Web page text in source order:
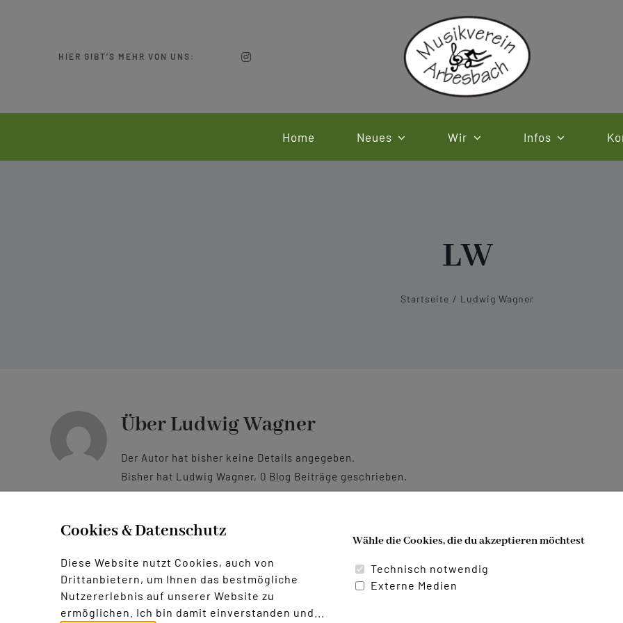
HIER GIBT’S MEHR VON UNS:
Home Neues Wir Infos
LW
Startseite Ludwig Wagner
ÜberLudwig Wagner
Der Autor hat bisher keine Details angegeben.
Bisher hat Ludwig Wagner, 0 Blog Beiträge geschrieben.
Cookies & Datenschutz
Diese Website nutzt Cookies, auch von
Drittanbietern, um Ihnen das bestmögliche
Nutzererlebnis auf unserer Website zu
ermöglichen. Ich bin damit einverstanden und...
Wähle die Cookies, die du akzeptieren möchtest
Technisch notwendig
Externe Medien